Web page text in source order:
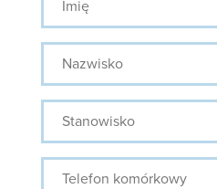
Nazwisko
Stanowisko
Telefon
komórkowy